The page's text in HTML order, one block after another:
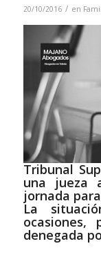
20/10/2016 / en
Tribunal
una jueza
jornada
La
denegada